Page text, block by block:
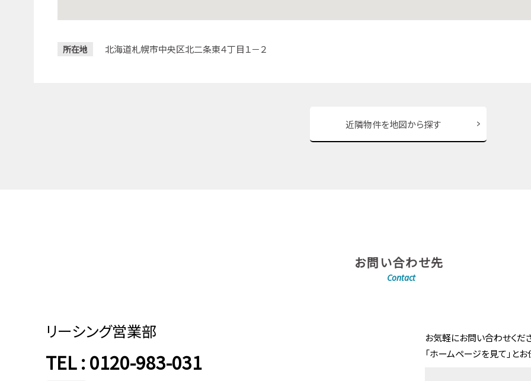
所在地 北海道札幌市中央区北二条東４丁目１－２
近隣物件を地図から探す
お問い合わせ先
Contact
お気軽にお問い合わせくだ
「ホームページを見て」と
リーシング営業部
TEL : 0120-983-031